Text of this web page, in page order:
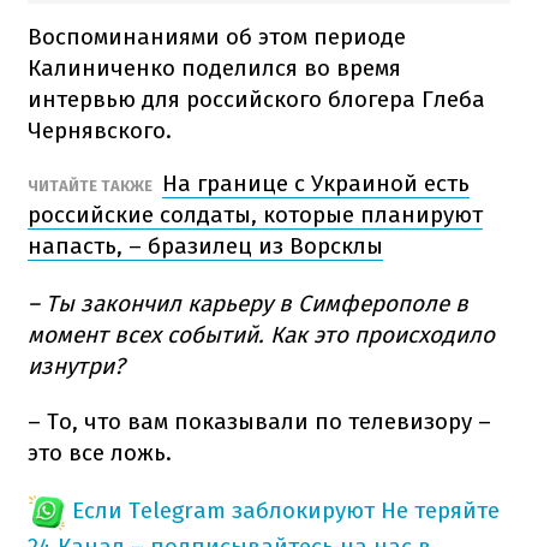
Воспоминаниями об этом периоде
Калиниченко поделился во время
интервью для российского блогера Глеба
Чернявского.
ЧИТАЙТЕ ТАКЖЕ
На границе с Украиной есть
российские солдаты, которые планируют
напасть, – бразилец из Ворсклы
– Ты закончил карьеру в Симферополе в
момент всех событий. Как это происходило
изнутри?
– То, что вам показывали по телевизору –
это все ложь.
Если Telegram заблокируют Не теряйте